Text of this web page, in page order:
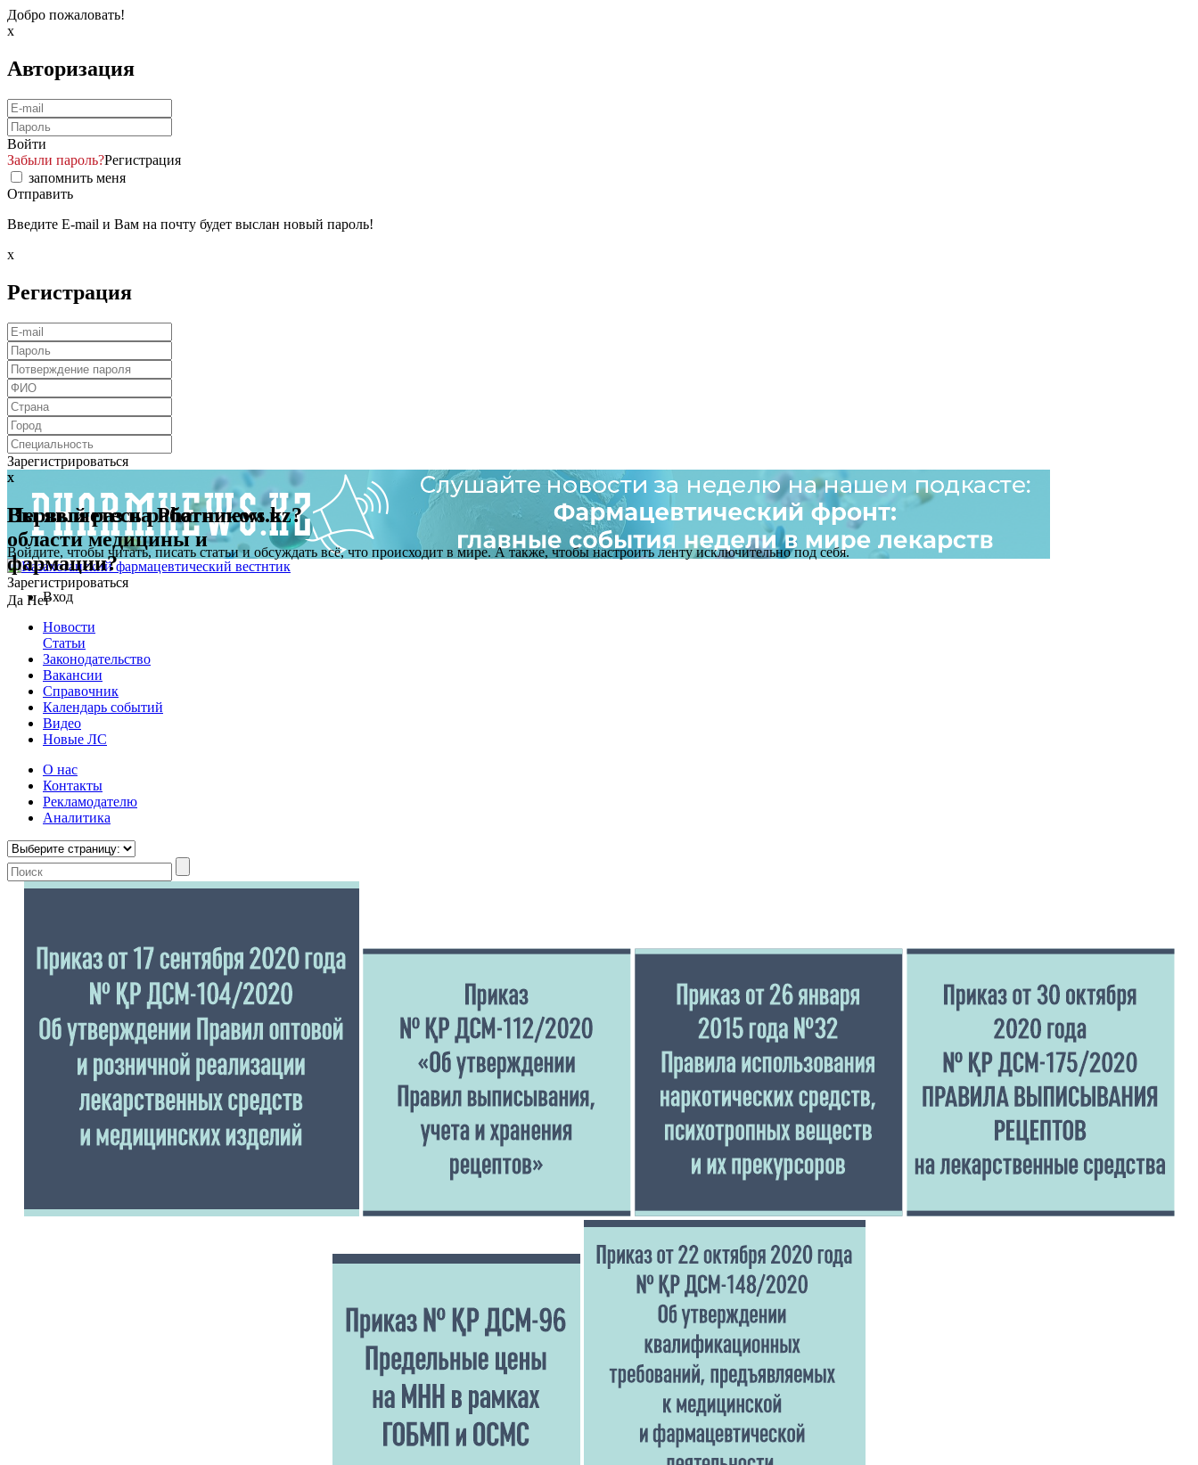
Добро пожаловать!
x
Авторизация
Войти
Забыли пароль?Регистрация
запомнить меня
Отправить
Введите E-mail и Вам на почту будет выслан новый пароль!
x
Регистрация
Зарегистрироваться
x
Первый раз на Pharmnews.kz?
Войдите, чтобы читать, писать статьи и обсуждать всё, что происходит в мире. А также, чтобы настроить ленту исключительно под себя.
Зарегистрироваться
x
Вы являетесь работником в
области медицины и
фармации?
Да НетВход
Новости
Статьи
Законодательство
Вакансии
Справочник
Календарь событий
Видео
Новые ЛС
О нас
Контакты
Рекламодателю
Аналитика